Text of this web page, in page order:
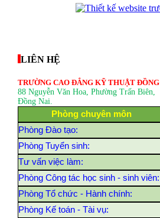
LIÊN HỆ
TRƯỜNG CAO ĐẲNG KỸ THUẬT
88 Nguyễn Văn Hoa, Phường Trấn Biên
Đồng Nai.
Phòng chuyên môn
Phòng Đào tạo:
Phòng Tuyển sinh:
Tư vấn việc làm:
Phòng Công tác học sinh - sinh viên:
Phòng Tổ chức - Hành chính:
Phòng Kế toán - Tài vụ: